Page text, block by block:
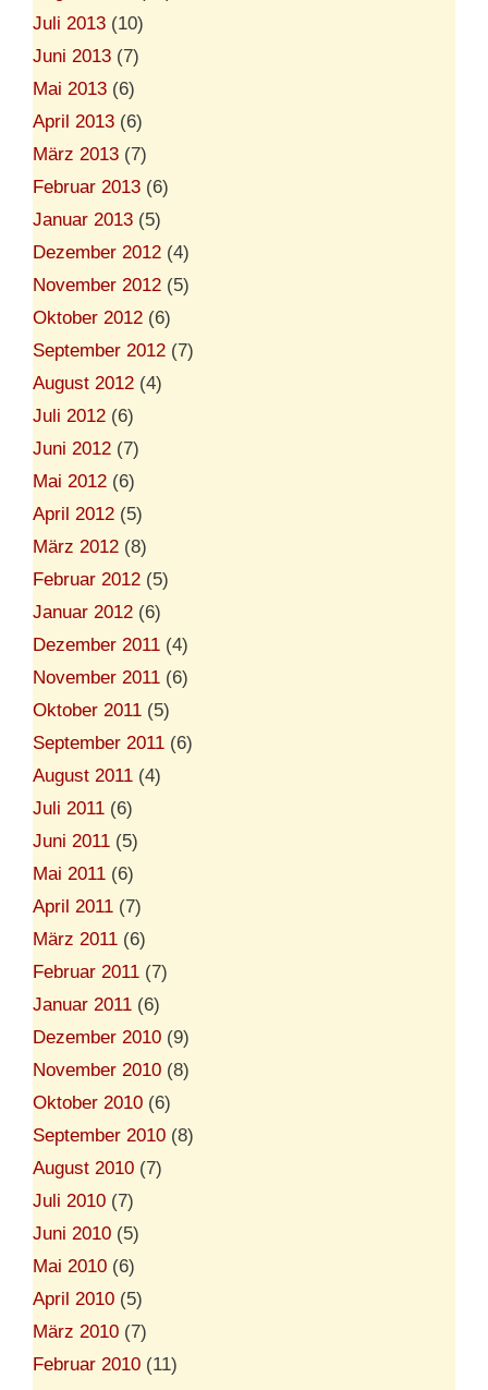
Juli 2013 (10)
Juni 2013 (7)
Mai 2013 (6)
April 2013 (6)
März 2013 (7)
Februar 2013 (6)
Januar 2013 (5)
Dezember 2012 (4)
November 2012 (5)
Oktober 2012 (6)
September 2012 (7)
August 2012 (4)
Juli 2012 (6)
Juni 2012 (7)
Mai 2012 (6)
April 2012 (5)
März 2012 (8)
Februar 2012 (5)
Januar 2012 (6)
Dezember 2011 (4)
November 2011 (6)
Oktober 2011 (5)
September 2011 (6)
August 2011 (4)
Juli 2011 (6)
Juni 2011 (5)
Mai 2011 (6)
April 2011 (7)
März 2011 (6)
Februar 2011 (7)
Januar 2011 (6)
Dezember 2010 (9)
November 2010 (8)
Oktober 2010 (6)
September 2010 (8)
August 2010 (7)
Juli 2010 (7)
Juni 2010 (5)
Mai 2010 (6)
April 2010 (5)
März 2010 (7)
Februar 2010 (11)